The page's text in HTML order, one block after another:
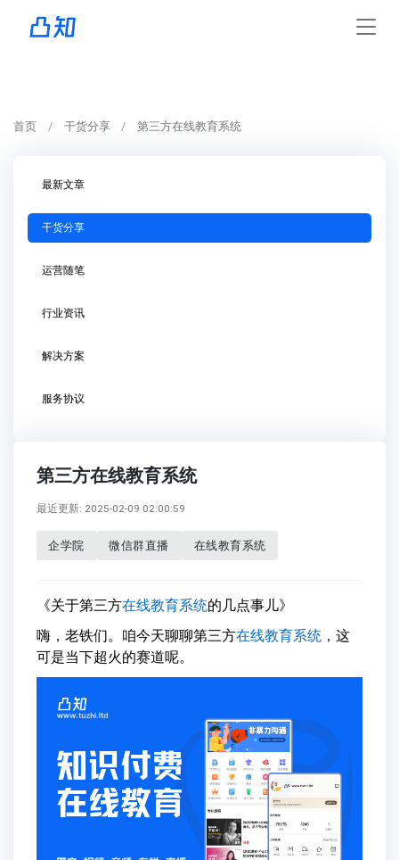
首页 干货分享 第三方在线教育系统
最新文章
干货分享
运营随笔
行业资讯
解决方案
服务协议
第三方在线教育系统
最近更新: 2025-02-09 02:00:59
企学院 微信群直播 在线教育系统
《关于第三方在线教育系统的几点事儿》
嗨，老铁们。咱今天聊聊第三方在线教育系统，这
可是当下超火的赛道呢。